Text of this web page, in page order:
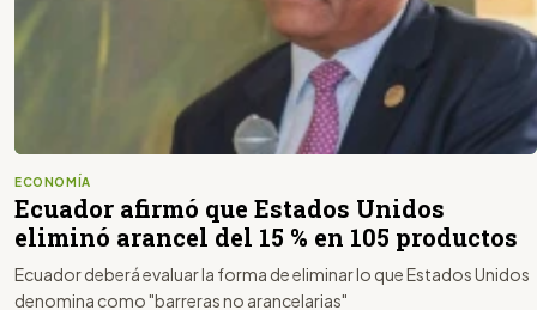
ECONOMÍA
Ecuador afirmó que Estados Unidos
eliminó arancel del 15 % en 105 productos
Ecuador deberá evaluar la forma de eliminar lo que Estados Unidos
denomina como "barreras no arancelarias"